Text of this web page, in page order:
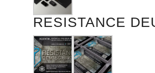
RESISTANCE